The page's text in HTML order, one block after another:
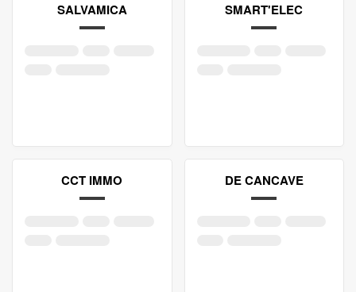
SALVAMICA SMART'ELEC
CCT IMMO DE CANCAVE